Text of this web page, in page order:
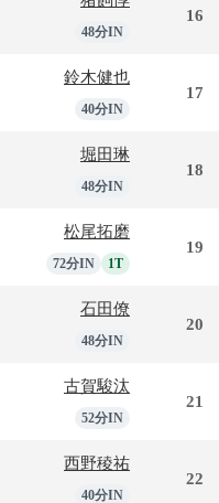
48分IN
16
鈴木健也
40分IN
17
堀田琳
48分IN
18
松尾拓磨
72分IN 1T
19
石田僚
48分IN
20
古賀駿汰
52分IN
21
西野稜祐
40分IN
22